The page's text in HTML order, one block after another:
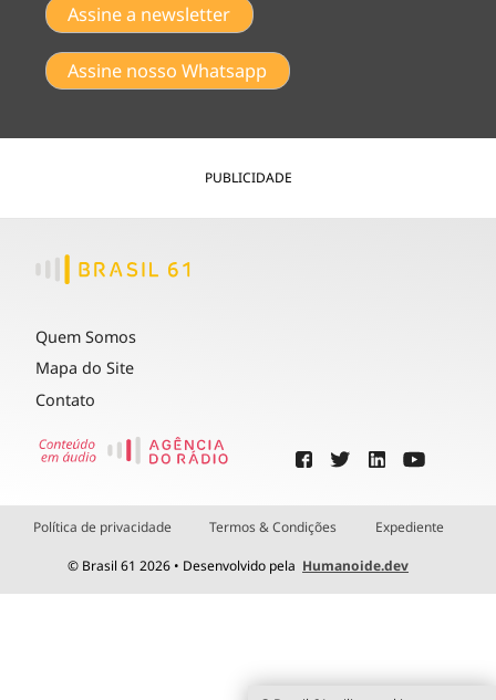
Assine a newsletter
Assine nosso Whatsapp
PUBLICIDADE
Quem Somos
Mapa do Site
Contato
Política de privacidade Termos & Condições Expediente
© Brasil 61 2026 • Desenvolvido pela Humanoide.dev